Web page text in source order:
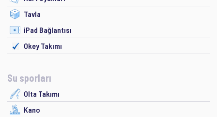
Tavla
iPad Bağlantısı
Okey Takımı
Su sporları
Olta Takımı
Kano